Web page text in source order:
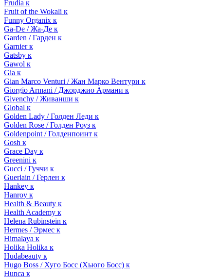
Frudia к
Fruit of the Wokali к
Funny Organix к
Ga-De / Жа-Де к
Garden / Гарден к
Garnier к
Gatsby к
Gawol к
Gia к
Gian Marco Venturi / Жан Марко Вентури к
Giorgio Armani / Джорджио Армани к
Givenchy / Живанши к
Global к
Golden Lady / Голден Леди к
Golden Rose / Голден Роуз к
Goldenpoint / Голденпоинт к
Gosh к
Grace Day к
Greenini к
Gucci / Гуччи к
Guerlain / Герлен к
Hankey к
Hanroy к
Health & Beauty к
Health Academy к
Helena Rubinstein к
Hermes / Эрмес к
Himalaya к
Holika Holika к
Hudabeauty к
Hugo Boss / Хуго Босс (Хьюго Босс) к
Hunca к